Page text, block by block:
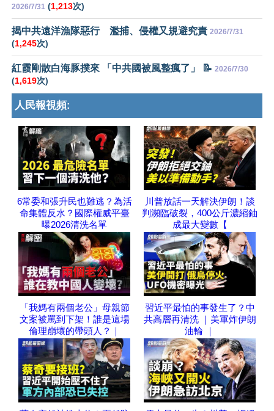
2026/7/31 (1,213次)
揭中共遠洋漁隊惡行 濫捕、侵權又規避究責 2026/7/31
(1,245次)
紅霞剛散白海豚撲來 「中共國被風整瘋了」 📝 2026/7/30
(1,619次)
人民報視頻:
6常委和張升民也難逃？為活
命集體反水？國際權威平臺
曝2026清洗名單
川普放話一天解決伊朗！談
判瀕臨破裂，400公斤濃縮鈾
成最大變數【
「我媽有兩個老公」母親節
文案被罵到下架！誰是這場
倫理崩壞的帶頭人？｜
習近平最怕的事發生了？中
共高層再清洗 ｜美軍炸伊朗
油輪 ｜